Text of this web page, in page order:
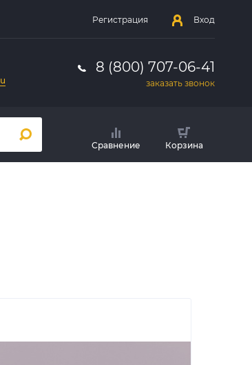
Регистрация Вход
8 (800) 707-06-41
заказать звонок
Сравнение Корзина